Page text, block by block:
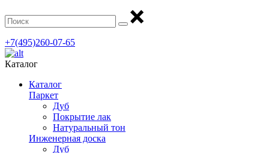
+7(495)260-07-65
Каталог
Каталог
Паркет
Дуб
Покрытие лак
Натуральный тон
Инженерная доска
Дуб